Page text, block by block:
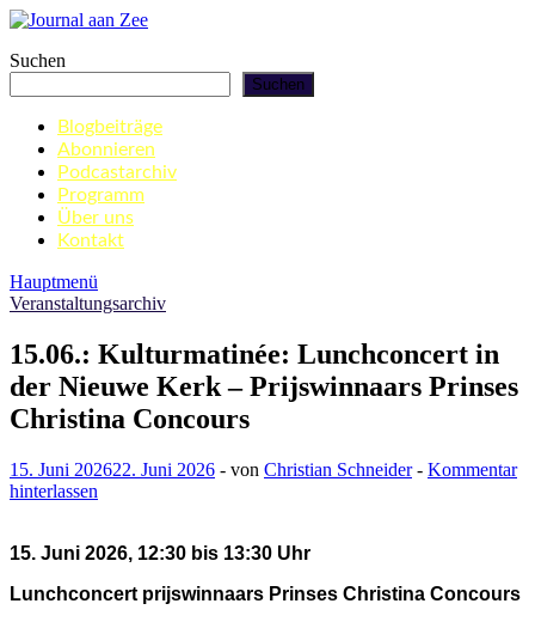
Zum
springen
Journal aan Zee
Suchen
Suchen
Blogbeiträge
Abonnieren
Podcastarchiv
Programm
Über uns
Kontakt
Hauptmenü
Veranstaltungsarchiv
15.06.: Kulturmatinée: Lunchconcert in
der Nieuwe Kerk – Prijswinnaars Prinses
Christina Concours
15. Juni 202622. Juni 2026 - von Christian Schneider- Kommentar
hinterlassen
15. Juni 2026, 12:30 bis 13:30 Uhr
Lunchconcert prijswinnaars Prinses Christina Concours